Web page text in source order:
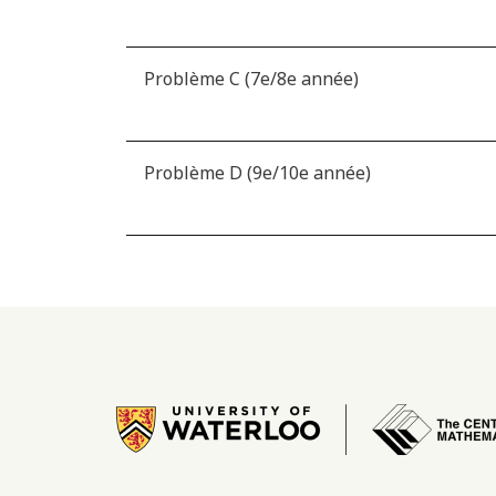
Problème C (7e/8e année)
Problème D (9e/10e année)
Image